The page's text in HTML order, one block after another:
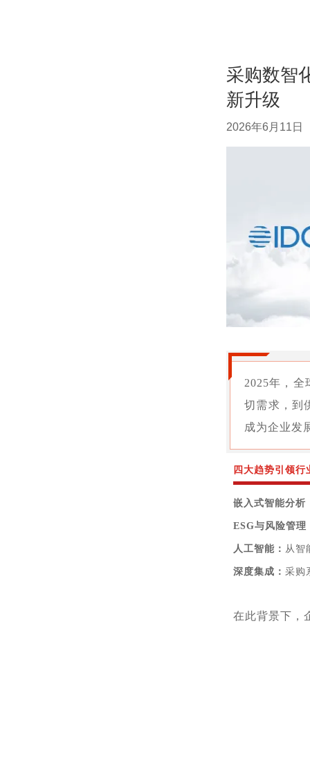
采购数智
新升级
2026年6月11日
2025年，
切需求，到
成为企业发
四大趋势引领行
嵌入式智能分析
ESG与风险管理
人工智能： 从智
深度集成： 采购
在此背景下，